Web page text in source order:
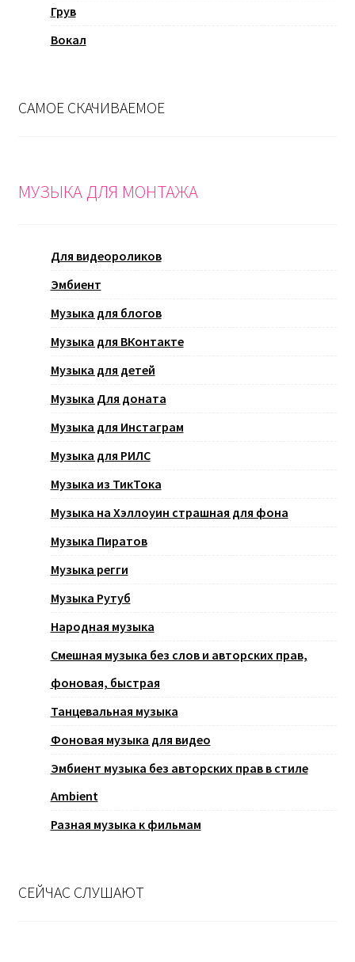
Грув
Вокал
САМОЕ СКАЧИВАЕМОЕ
МУЗЫКА ДЛЯ МОНТАЖА
Для видеороликов
Эмбиент
Музыка для блогов
Музыка для ВКонтакте
Музыка для детей
Музыка Для доната
Музыка для Инстаграм
Музыка для РИЛС
Музыка из ТикТока
Музыка на Хэллоуин страшная для фона
Музыка Пиратов
Музыка регги
Музыка Рутуб
Народная музыка
Смешная музыка без слов и авторских прав,
фоновая, быстрая
Танцевальная музыка
Фоновая музыка для видео
Эмбиент музыка без авторских прав в стиле
Ambient
Разная музыка к фильмам
СЕЙЧАС СЛУШАЮТ